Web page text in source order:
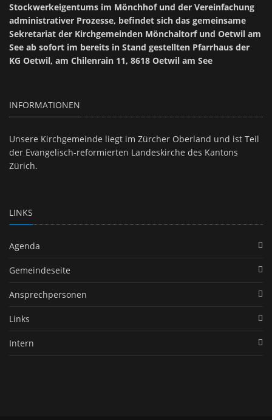
Stockwerkeigentums im Mönchhof und der Vereinfachung
administrativer Prozesse, befindet sich das gemeinsame
Sekretariat der Kirchgemeinden Mönchaltorf und Oetwil am
See ab sofort im bereits in Stand gestellten Pfarrhaus der
KG Oetwil, am Chilenrain 11, 8618 Oetwil am See
INFORMATIONEN
Unsere Kirchgemeinde liegt im Zürcher Oberland und ist Teil
der Evangelisch-reformierten Landeskirche des Kantons
Zürich.
LINKS
Agenda
Gemeindeseite
Ansprechpersonen
Links
Intern